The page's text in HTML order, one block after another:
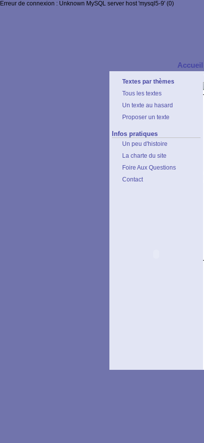
Erreur de connexion : Unknown MySQL server host 'mysql5-9' (0)
Accueil
Textes par thèmes
Tous les textes
Un texte au hasard
Proposer un texte
Infos pratiques
Un peu d'histoire
La charte du site
Foire Aux Questions
Contact